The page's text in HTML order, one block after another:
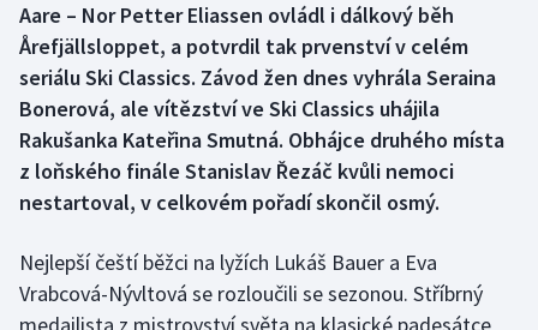
Box
Curling
Dostihy
Futsal
Aare – Nor Petter Eliassen ovládl i dálkový běh
Årefjällsloppet, a potvrdil tak prvenství v celém
seriálu Ski Classics. Závod žen dnes vyhrála Seraina
Bonerová, ale vítězství ve Ski Classics uhájila
Rakušanka Kateřina Smutná. Obhájce druhého místa
z loňského finále Stanislav Řezáč kvůli nemoci
nestartoval, v celkovém pořadí skončil osmý.
Nejlepší čeští běžci na lyžích Lukáš Bauer a Eva
Vrabcová-Nývltová se rozloučili se sezonou. Stříbrný